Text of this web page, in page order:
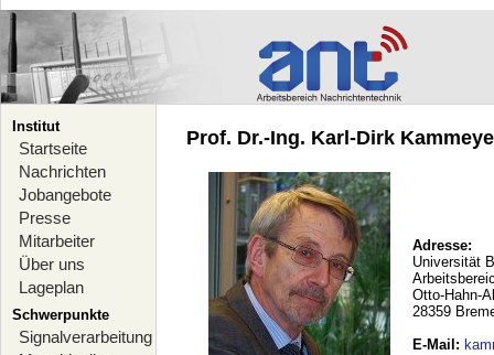
Institut
Startseite
Nachrichten
Jobangebote
Presse
Mitarbeiter
Über uns
Lageplan
Schwerpunkte
Signalverarbeitung
Prof. Dr.-Ing. Karl-Dirk
Adresse:
Universität
Otto-Hahn-
28359
E-Mail :